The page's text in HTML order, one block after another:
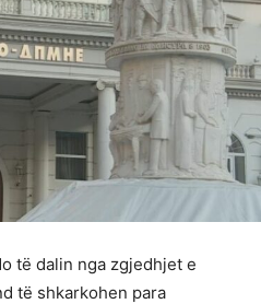
të dalin nga zgjedhjet e
të shkarkohen para